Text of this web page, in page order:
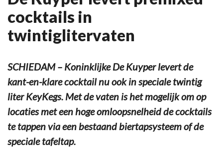
cocktails in
twintiglitervaten
SCHIEDAM – Koninklijke De Kuyper levert de
kant-en-klare cocktail nu ook in speciale twintig
liter KeyKegs. Met de vaten is het mogelijk om op
locaties met een hoge omloopsnelheid de cocktails
te tappen via een bestaand biertapsysteem of de
speciale tafeltap.